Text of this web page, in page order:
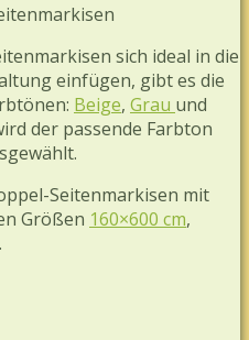
sich ideal in die
einfügen, gibt es die
Beige, Grau und
der passende Farbton
Seitenmarkisen mit
Größen 160×600 cm,
.